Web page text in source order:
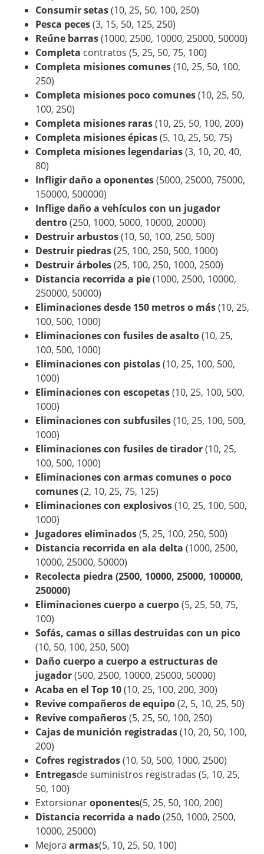
Consumir setas(10, 25, 50, 100, 250)
Pesca peces(3, 15, 50, 125, 250)
Reúne barras(1000, 2500, 10000, 25000, 50000)
Completa contratos (5, 25, 50, 75, 100)
Completa misiones comunes(10, 25, 50, 100,
250)
Completa misiones poco comunes(10, 25, 50,
100, 250)
Completa misiones raras(10, 25, 50, 100, 200)
Completa misiones épicas(5, 10, 25, 50, 75)
Completa misiones legendarias(3, 10, 20, 40,
80)
Infligir daño a oponentes(5000, 25000, 75000,
150000, 500000)
Inflige daño a vehículos con un jugador
dentro(250, 1000, 5000, 10000, 20000)
Destruir arbustos(10, 50, 100, 250, 500)
Destruir piedras(25, 100, 250, 500, 1000)
Destruir árboles(25, 100, 250, 1000, 2500)
Distancia recorrida a pie(1000, 2500, 10000,
250000, 50000)
Eliminaciones desde 150 metros o más(10, 25,
100, 500, 1000)
Eliminaciones con fusiles de asalto(10, 25,
100, 500, 1000)
Eliminaciones con pistolas(10, 25, 100, 500,
1000)
Eliminaciones con escopetas(10, 25, 100, 500,
1000)
Eliminaciones con subfusiles(10, 25, 100, 500,
1000)
Eliminaciones con fusiles de tirador(10, 25,
100, 500, 1000)
Eliminaciones con armas comunes o poco
comunes(2, 10, 25, 75, 125)
Eliminaciones con explosivos(10, 25, 100, 500,
1000)
Jugadores eliminados(5, 25, 100, 250, 500)
Distancia recorrida en ala delta (1000, 2500,
10000, 25000, 50000)
Recolecta piedra (2500, 10000, 25000, 100000,
250000)
Eliminaciones cuerpo a cuerpo(5, 25, 50, 75,
100)
Sofás, camas o sillas destruidas con un pico
(10, 50, 100, 250, 500)
Daño cuerpo a cuerpo a estructuras de
jugador(500, 2500, 10000, 25000, 50000)
Acaba en el Top 10(10, 25, 100, 200, 300)
Revive compañeros de equipo(2, 5, 10, 25, 50)
Revive compañeros(5, 25, 50, 100, 250)
Cajas de munición registradas(10, 20, 50, 100,
200)
Cofres registrados(10, 50, 500, 1000, 2500)
Entregasde suministros registradas (5, 10, 25,
50, 100)
Extorsionaroponentes(5, 25, 50, 100, 200)
Distancia recorrida a nado(250, 1000, 2500,
10000, 25000)
Mejora armas(5, 10, 25, 50, 100)